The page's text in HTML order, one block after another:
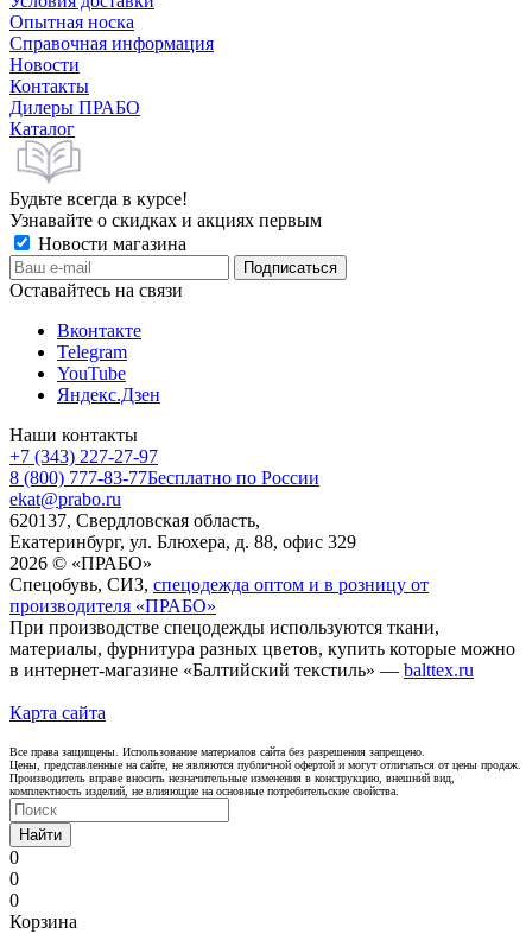
Опытная носка
Справочная информация
Новости
Контакты
Дилеры ПРАБО
Каталог
Будьте всегда в курсе!
Узнавайте о скидках и акциях первым
Новости магазина
Оставайтесь на связи
Вконтакте
Telegram
YouTube
Яндекс.Дзен
Наши контакты
+7 (343) 227-27-97
8 (800) 777-83-77Бесплатно по России
ekat@prabo.ru
620137, Свердловская область,
Екатеринбург, ул. Блюхера, д. 88, офис 329
2026 © «ПРАБО»
Спецобувь, СИЗ, спецодежда оптом и в розницу от
производителя «ПРАБО»
При производстве спецодежды используются ткани,
материалы, фурнитура разных цветов, купить которые можно
в интернет-магазине «Балтийский текстиль» — balttex.ru
Карта сайта
Все права защищены. Использование материалов сайта без разрешения запрещено.
Цены, представленные на сайте, не являются публичной офертой и могут отличаться от цены продаж.
Производитель вправе вносить незначительные изменения в конструкцию, внешний вид,
комплектность изделий, не влияющие на основные потребительские свойства.
Найти
0
0
0
Корзина